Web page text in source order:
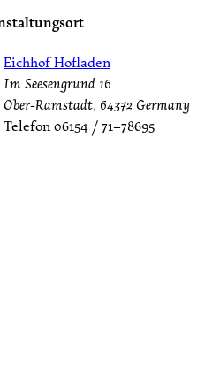
Eichhof Hofladen
Im Seesengrund 16
Ober-Ramstadt, 64372 Germany
Telefon06154 / 71–78695